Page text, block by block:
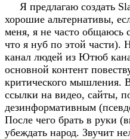
Я предлагаю создать
хорошие альтернативы,
меня, я не часто общаюсь
что я нуб по этой части).
канал людей из Ютюб
основной контент
критического мышления.
ссылки на видео, сайты,
дезинформативным
После чего брать в руки
убеждать народ. Звучит